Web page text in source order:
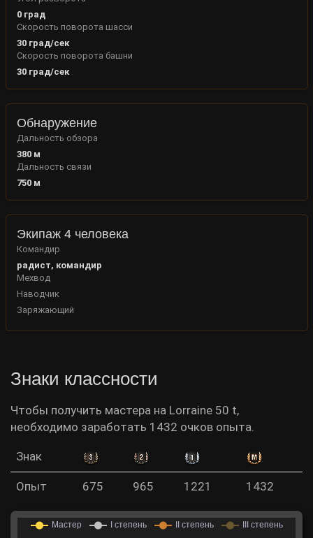
0град
Скорость поворота шасси
30град/сек
Скорость поворота башни
30град/сек
Обнаружение
Дальность обзора
380м
Дальность связи
750м
Экипаж 4 человека
Командир
радист, командир
Мехвод
Наводчик
Заряжающий
Знаки классности
Чтобы получить мастера на Lorraine 50 t,
необходимо заработать 1432 очков опыта.
Знак
Опыт 675 965 1221 1432